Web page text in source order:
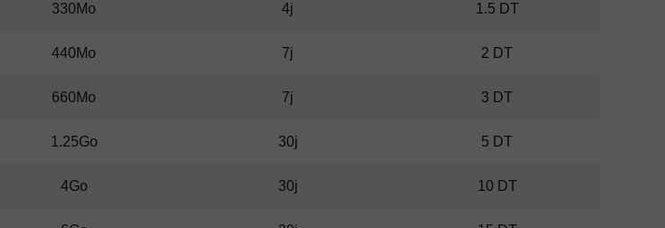
330Mo 4j 1.5 DT
440Mo 7j 2 DT
660Mo 7j 3 DT
1.25Go 30j 5 DT
4Go 30j 10 DT